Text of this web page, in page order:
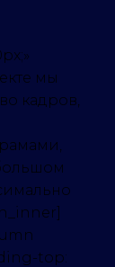
мы
кадров,
top: